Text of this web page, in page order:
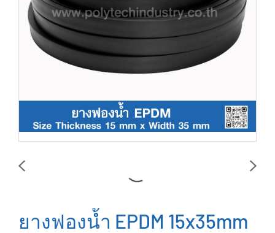
ยางฟองน้ำ EPDM 15x35mm